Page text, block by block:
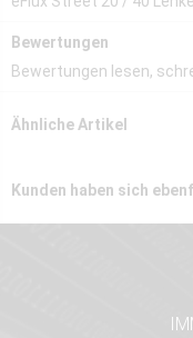
Bewertungen
Bewertungen lesen,
Ähnliche Artikel
Kunden haben sich